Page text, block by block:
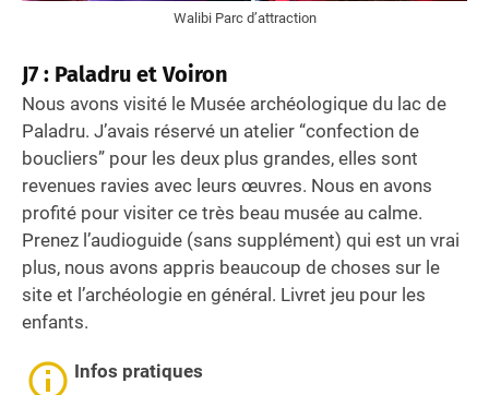
Walibi Parc d’attraction
J7 : Paladru et Voiron
Nous avons visité le Musée archéologique du lac de
Paladru. J’avais réservé un atelier “confection de
boucliers” pour les deux plus grandes, elles sont
revenues ravies avec leurs œuvres. Nous en avons
profité pour visiter ce très beau musée au calme.
Prenez l’audioguide (sans supplément) qui est un vrai
plus, nous avons appris beaucoup de choses sur le
site et l’archéologie en général. Livret jeu pour les
enfants.
Infos pratiques